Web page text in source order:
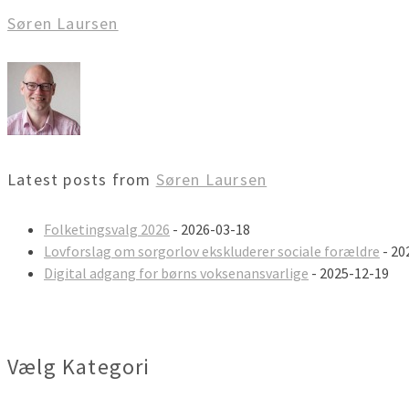
Søren Laursen
Latest posts from Søren Laursen
Folketingsvalg 2026 - 2026-03-18
Lovforslag om sorgorlov ekskluderer sociale forældre -
Digital adgang for børns voksenansvarlige - 2025-12-19
Vælg Kategori